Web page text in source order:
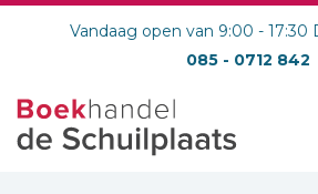
Vandaag open van 9:00 - 17:30
085 - 0712 842